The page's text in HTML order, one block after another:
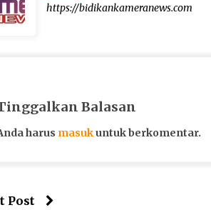
https://bidikankameranews.com
Balasan
harus masukuntuk berkomentar.
Post